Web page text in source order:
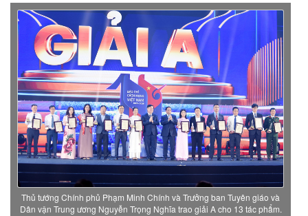
Thủ tướng Chính phủ Phạm Minh Chính và Trưởng ban Tuyên giáo và
Dân vận Trung ương Nguyễn Trọng Nghĩa trao giải A cho 13 tác phẩm.